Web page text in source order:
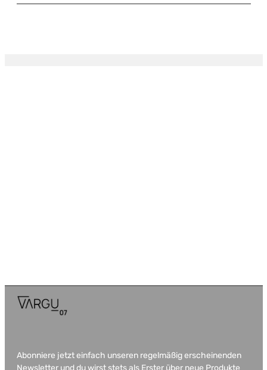
Abonniere jetzt einfach unseren regelmäßig erscheinenden
Newsletter und du wirst stets als Erster über neue Produkte